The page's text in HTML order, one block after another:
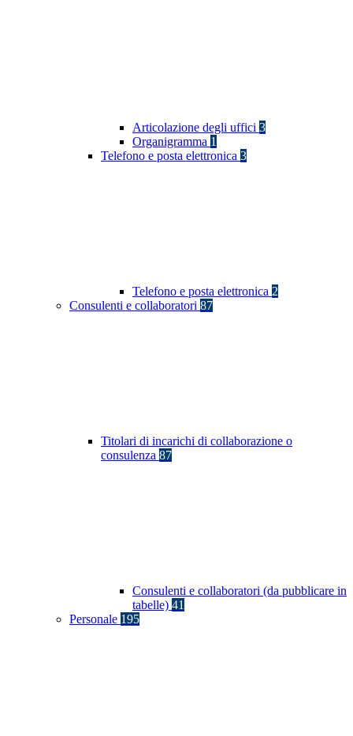
Articolazione degli uffici 3
Organigramma 1
Telefono e posta elettronica 3
Telefono e posta elettronica 2
Consulenti e collaboratori 87
Titolari di incarichi di collaborazione o
consulenza 87
Consulenti e collaboratori (da pubblicare in
tabelle) 41
Personale 195